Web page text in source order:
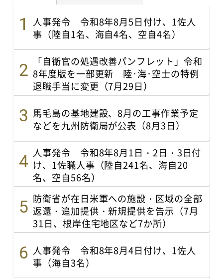
人事発令 令和8年8月5日付け、1佐人
事（陸自1名、海自4名、空自4名）
「自衛官の処遇改善パンフレット」令和
8年度版を一部更新 陸･海･空士の特例
退職手当に変更（7月29日）
馬毛島の基地建設、8月の工事作業予定
などを九州防衛局が公表（8月3日）
人事発令 令和8年8月1日・2日・3日付
け、1佐職人事（陸自241名、海自20
名、空自56名）
防衛省が在日米軍への施設・区域の全部
返還・追加提供・新規提供を告示（7月
31日、根岸住宅地区など7か所）
人事発令 令和8年8月4日付け、1佐人
事（海自3名）